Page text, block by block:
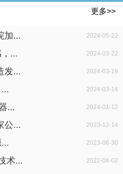
更多>>
加... 2024-05-22
... 2024-03-22
发... 2024-03-19
2024-03-14
... 2024-01-12
公... 2023-12-14
2023-06-30
术... 2022-04-02